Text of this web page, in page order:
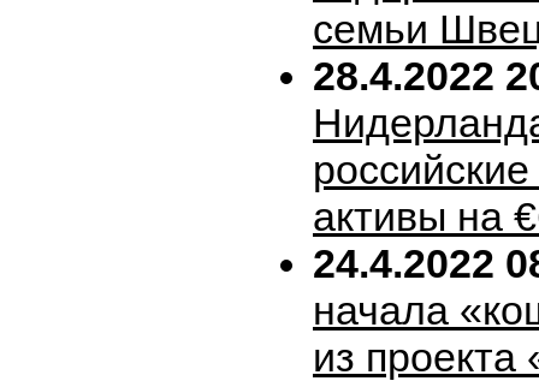
семьи
28.4.2022
активы на
24.4.2022
начала
из